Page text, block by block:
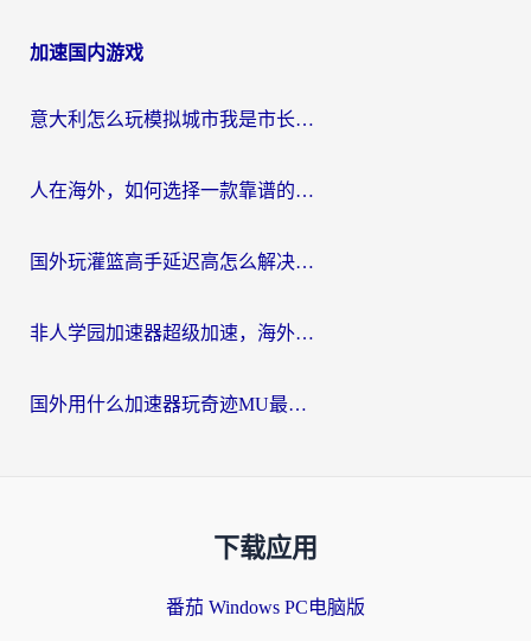
加速国内游戏
意大利怎么玩模拟城市我是市长？海外党国服游戏加速终极攻略（附三国3量子特攻解决办法）
人在海外，如何选择一款靠谱的玩剑灵2加速器？
国外玩灌篮高手延迟高怎么解决？海外玩家国服游戏加速终极指南
非人学园加速器超级加速，海外玩家重返国服的通行证
国外用什么加速器玩奇迹MU最好？2026海外玩家国服游戏加速全攻略
下载应用
番茄 Windows PC电脑版